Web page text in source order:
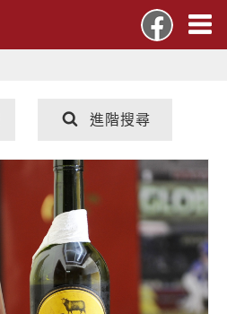
進階搜尋